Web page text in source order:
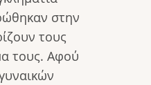
στην
τους
τους. Αφού